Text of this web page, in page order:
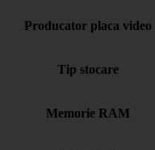
Producator placa video
Tip stocare
Memorie RAM